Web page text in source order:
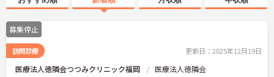
募集停止
訪問診療 更新日：2025年12月19日
医療法人徳隣会つつみクリニック福岡 医療法人徳隣会